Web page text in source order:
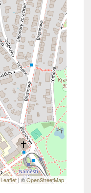
Leaflet|©OpenStreetMap